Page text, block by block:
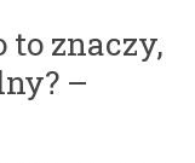
to znaczy,
–